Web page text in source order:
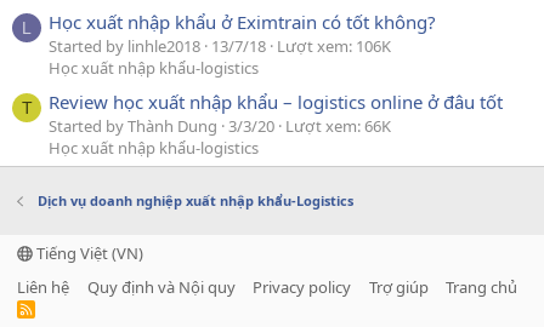
L Học xuất nhập khẩu ở Eximtrain có tốt không?
Started by linhle2018 13/7/18 Lượt xem: 106K
Học xuất nhập khẩu-logistics
T Review học xuất nhập khẩu – logistics online ở đâu tốt
Started by Thành Dung 3/3/20 Lượt xem: 66K
Học xuất nhập khẩu-logistics
Dịch vụ doanh nghiệp xuất nhập khẩu-Logistics
Tiếng Việt (VN)
Liên hệ
Quy định và Nội quy Privacy policy Trợ giúp Trang chủ
R